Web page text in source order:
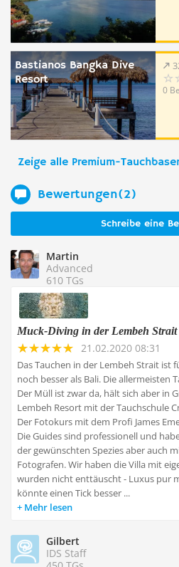
Bastianos Bangka Dive
Resort
0
Zeige alle Premium-
Bewertungen(2)
Schreibe eine
Martin
Advanced
610 TGs
Muck-Diving in der Lembeh Strait
21.02.2020 08:31
Das Tauchen in der Lembeh Strait ist
noch besser als Bali. Die allermeisten
Der Müll ist zwar da, hält sich aber in
Lembeh Resort mit der Tauchschule
Der Fotokurs mit dem Profi James
Die Guides sind professionell und
der gewünschten Spezies aber auch
Fotografen. Wir haben die Villa mit
wurden nicht enttäuscht - Luxus pur
könnte einen Tick besser ...
Mehr lesen
Gilbert
IDS Staff